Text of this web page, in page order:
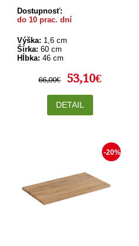
Dostupnosť:
do 10 prac. dní
Výška: 1,6 cm
Šírka: 60 cm
Hĺbka: 46 cm
66,00€ 53,10€
DETAIL
-20%